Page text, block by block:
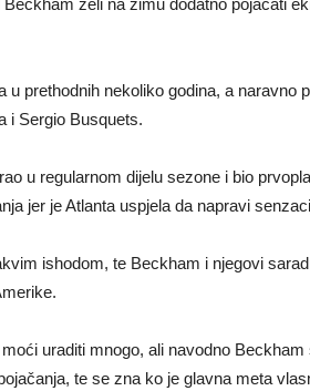
želi na zimu dodatno pojačati
u prethodnih nekoliko godina, a naravno
i Sergio Busquets.
u regularnom dijelu sezone i bio
jer je Atlanta uspjela da napravi
ishodom, te Beckham i njegovi
uraditi mnogo, ali navodno
te se zna ko je glavna meta